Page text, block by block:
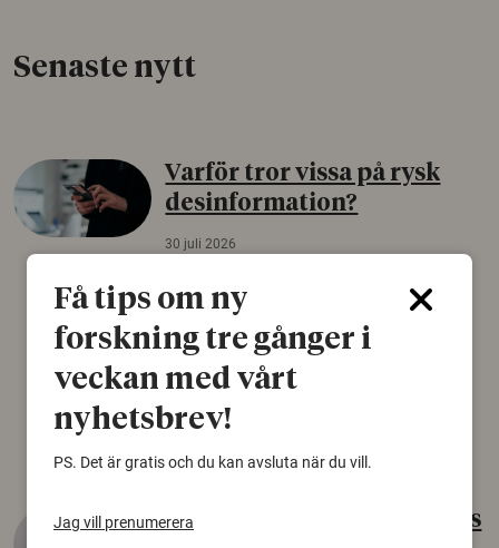
Senaste nytt
Varför tror vissa på rysk
desinformation?
30 juli 2026
konspirationsteorier är ofta mer mottagliga
för rysk desinformation. Det visar en studie
från Försvarshögskolan med deltagare i fyra
europeiska länder.
Säkerhetspolitik
Gammalt skinn var Sveriges
Få tips om ny
forskning tre gånger i
veckan med vårt
nyhetsbrev!
PS. Det är gratis och du kan avsluta när du vill.
Jag vill prenumerera